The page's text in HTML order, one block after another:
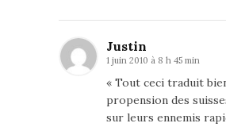
Justin
1 juin 2010 à 8 h 45 min
« Tout ceci traduit
propension des
sur leurs ennemis